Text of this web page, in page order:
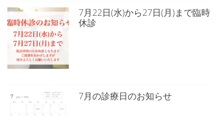
7月22日(水)から27日(月)まで臨時
休診
7月の診療日のお知らせ